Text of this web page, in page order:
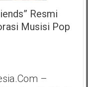
Resmi
Musisi Pop
–